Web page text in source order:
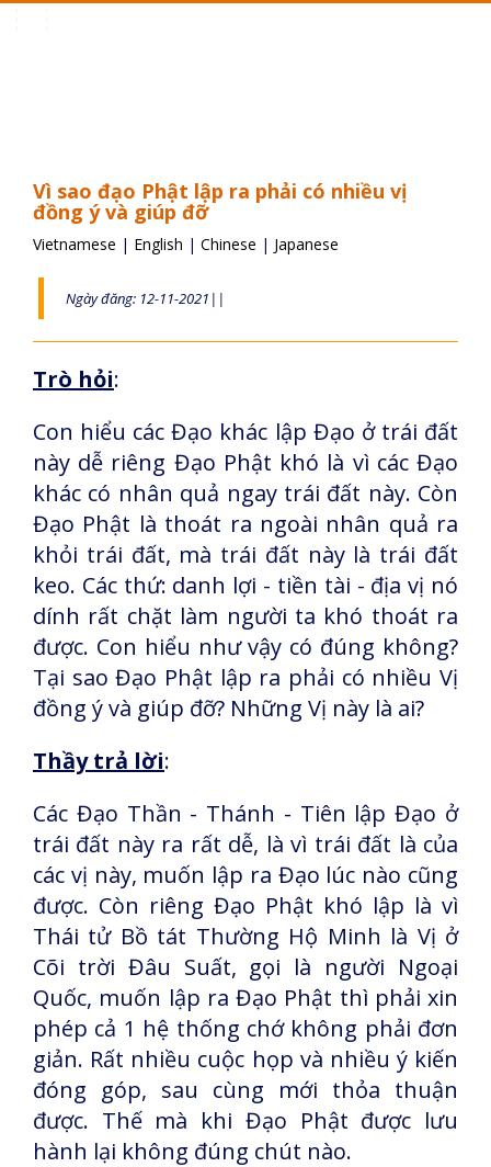
Vì sao đạo Phật lập ra phải có nhiều vị
đồng ý và giúp đỡ
Vietnamese | English | Chinese | Japanese
Ngày đăng: 12-11-2021||
Trò hỏi:
Con hiểu các Đạo khác lập Đạo ở trái đất
này dễ riêng Đạo Phật khó là vì các Đạo
khác có nhân quả ngay trái đất này. Còn
Đạo Phật là thoát ra ngoài nhân quả ra
khỏi trái đất, mà trái đất này là trái đất
keo. Các thứ: danh lợi - tiền tài - địa vị nó
dính rất chặt làm người ta khó thoát ra
được. Con hiểu như vậy có đúng không?
Tại sao Đạo Phật lập ra phải có nhiều Vị
đồng ý và giúp đỡ? Những Vị này là ai?
Thầy trả lời:
Các Đạo Thần - Thánh - Tiên lập Đạo ở
trái đất này ra rất dễ, là vì trái đất là của
các vị này, muốn lập ra Đạo lúc nào cũng
được. Còn riêng Đạo Phật khó lập là vì
Thái tử Bồ tát Thường Hộ Minh là Vị ở
Cõi trời Đâu Suất, gọi là người Ngoại
Quốc, muốn lập ra Đạo Phật thì phải xin
phép cả 1 hệ thống chớ không phải đơn
giản. Rất nhiều cuộc họp và nhiều ý kiến
đóng góp, sau cùng mới thỏa thuận
được. Thế mà khi Đạo Phật được lưu
hành lại không đúng chút nào.